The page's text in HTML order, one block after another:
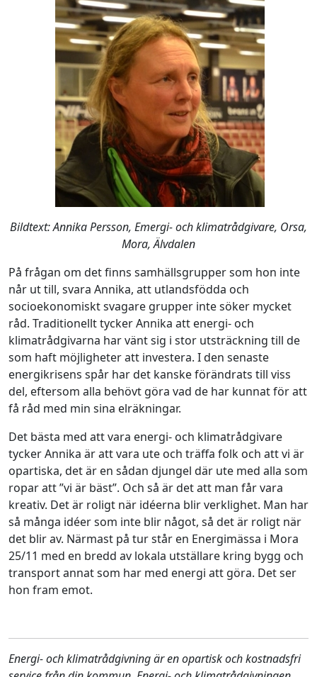
Bildtext: Annika Persson, Emergi- och klimatrådgivare, Orsa,
Mora, Älvdalen
På frågan om det finns samhällsgrupper som hon inte
når ut till, svara Annika, att utlandsfödda och
socioekonomiskt svagare grupper inte söker mycket
råd. Traditionellt tycker Annika att energi- och
klimatrådgivarna har vänt sig i stor utsträckning till de
som haft möjligheter att investera. I den senaste
energikrisens spår har det kanske förändrats till viss
del, eftersom alla behövt göra vad de har kunnat för att
få råd med min sina elräkningar.
Det bästa med att vara energi- och klimatrådgivare
tycker Annika är att vara ute och träffa folk och att vi är
opartiska, det är en sådan djungel där ute med alla som
ropar att ”vi är bäst”. Och så är det att man får vara
kreativ. Det är roligt när idéerna blir verklighet. Man har
så många idéer som inte blir något, så det är roligt när
det blir av. Närmast på tur står en Energimässa i Mora
25/11 med en bredd av lokala utställare kring bygg och
transport annat som har med energi att göra. Det ser
hon fram emot.
Energi- och klimatrådgivning är en opartisk och kostnadsfri